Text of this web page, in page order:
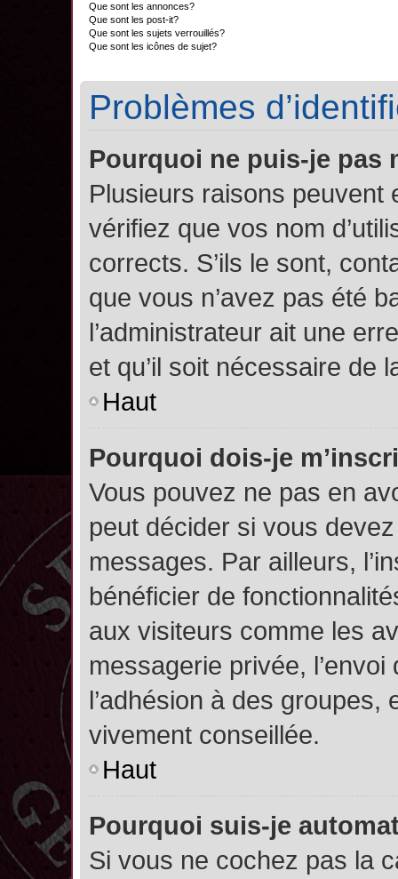
Que sont les annonces?
Que sont les post-it?
Que sont les sujets verrouillés?
Que sont les icônes de sujet?
Problèmes
Pourquoi ne puis-je pas
Plusieurs raisons peuvent
vérifiez que vos nom
corrects. S’ils le sont,
que vous n’avez pas été
l’administrateur ait une
et qu’il soit nécessaire de
Haut
Pourquoi dois-je
Vous pouvez ne pas en
peut décider si vous
messages. Par ailleurs,
bénéficier de
aux visiteurs comme les
messagerie privée,
l’adhésion à des groupes,
vivement conseillée.
Haut
Pourquoi suis-je
Si vous ne cochez pas la